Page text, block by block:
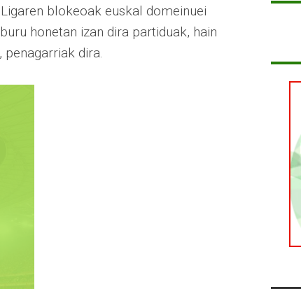
blokeoak euskal domeinuei
honetan izan dira partiduak, hain
dira.